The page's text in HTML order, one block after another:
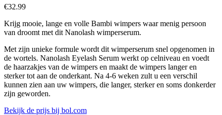
€32.99
Krijg mooie, lange en volle Bambi wimpers waar menig persoon
van droomt met dit Nanolash wimperserum.
Met zijn unieke formule wordt dit wimperserum snel opgenomen in
de wortels. Nanolash Eyelash Serum werkt op celniveau en voedt
de haarzakjes van de wimpers en maakt de wimpers langer en
sterker tot aan de onderkant. Na 4-6 weken zult u een verschil
kunnen zien aan uw wimpers, die langer, sterker en soms donkerder
zijn geworden.
Bekijk de prijs bij bol.com